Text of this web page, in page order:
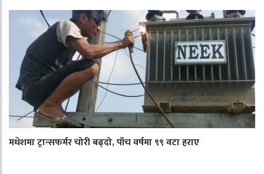
मधेशमा ट्रान्सफर्मर चोरी बढ्दो, पाँच वर्षमा ९९ वटा हराए